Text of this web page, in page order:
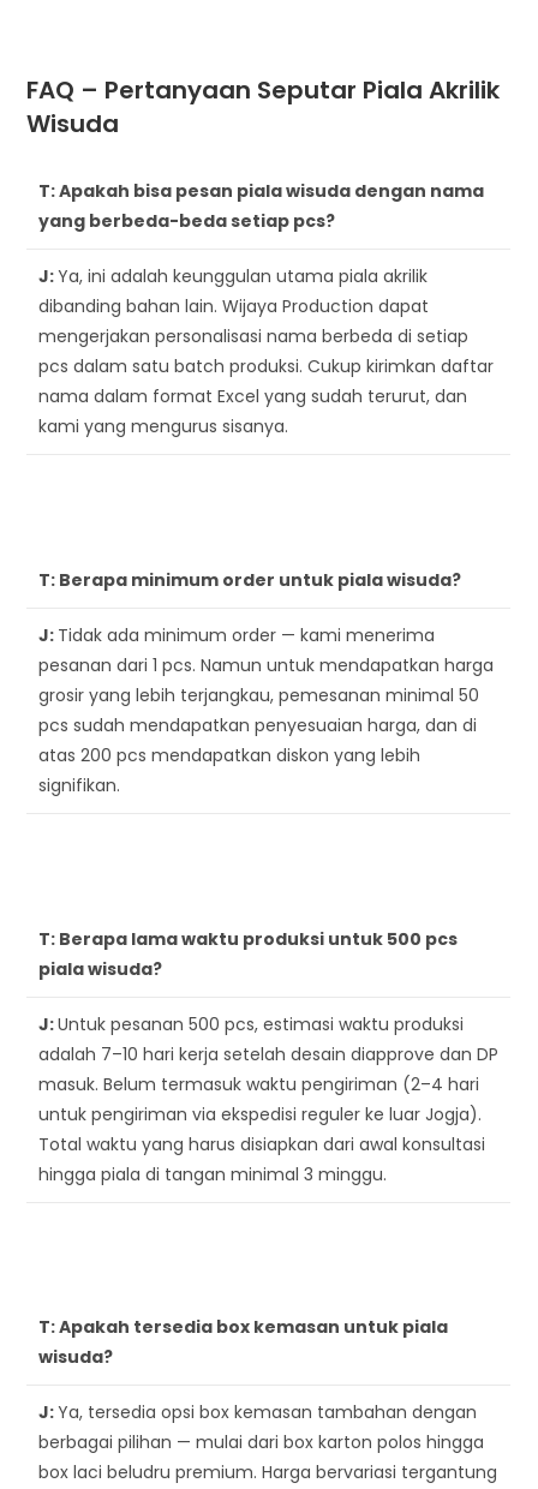
FAQ – Pertanyaan Seputar Piala Akrilik
Wisuda
T:Apakah bisa pesan piala wisuda dengan nama
yang berbeda-beda setiap pcs?
J:Ya, ini adalah keunggulan utama piala akrilik
dibanding bahan lain. Wijaya Production dapat
mengerjakan personalisasi nama berbeda di setiap
pcs dalam satu batch produksi. Cukup kirimkan daftar
nama dalam format Excel yang sudah terurut, dan
kami yang mengurus sisanya.
T: Berapa minimum order untuk piala wisuda?
J: Tidak ada minimum order — kami menerima
pesanan dari 1 pcs. Namun untuk mendapatkan harga
grosir yang lebih terjangkau, pemesanan minimal 50
pcs sudah mendapatkan penyesuaian harga, dan di
atas 200 pcs mendapatkan diskon yang lebih
signifikan.
T: Berapa lama waktu produksi untuk 500 pcs
piala wisuda?
J:Untuk pesanan 500 pcs, estimasi waktu produksi
adalah 7–10 hari kerja setelah desain diapprove dan DP
masuk. Belum termasuk waktu pengiriman (2–4 hari
untuk pengiriman via ekspedisi reguler ke luar Jogja).
Total waktu yang harus disiapkan dari awal konsultasi
hingga piala di tangan minimal 3 minggu.
T:Apakah tersedia box kemasan untuk piala
wisuda?
J:Ya, tersedia opsi box kemasan tambahan dengan
berbagai pilihan — mulai dari box karton polos hingga
box laci beludru premium. Harga bervariasi tergantung